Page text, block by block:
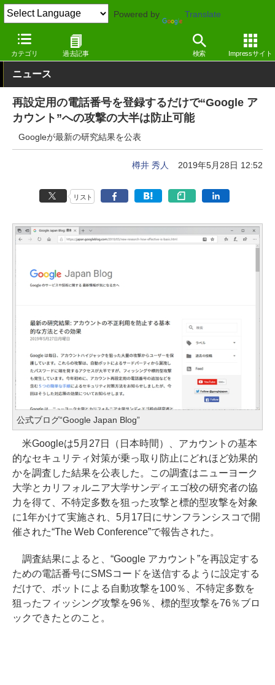
Powered by Translate
カテゴリ 過去記事 検索 Impressサイト
窓の杜 セキュリティ Webサービス
ニュース
再設定用の電話番号を登録するだけで“Google ア
カウント”への攻撃の大半は防止可能
Googleが最新の研究結果を公表
樽井 秀人 2019年5月28日 12:52
リスト
公式ブログ“Google Japan Blog”
米Googleは5月27日（日本時間）、アカウントの基本
的なセキュリティ対策が乗っ取り防止にどれほど効果的
かを調査した結果を公表した。この調査はニューヨーク
大学とカリフォルニア大学サンディエゴ校の研究者の協
力を得て、不特定多数を狙った攻撃と標的型攻撃を対象
に1年かけて実施され、5月17日にサンフランシスコで開
催された“The Web Conference”で報告された。
調査結果によると、“Google アカウント”を再設定する
ための電話番号にSMSコードを送信するように設定する
だけで、ボットによる自動攻撃を100％、不特定多数を
狙ったフィッシング攻撃を96％、標的型攻撃を76％ブロ
ックできたとのこと。